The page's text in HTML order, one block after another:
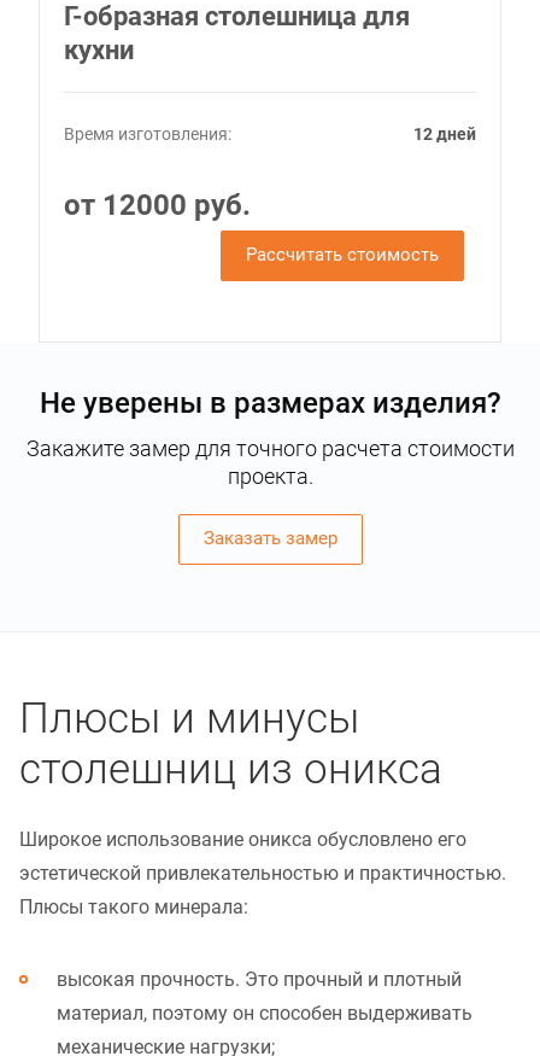
Г-образная столешница для
кухни
Время изготовления: 12 дней
от 12000 руб.
Рассчитать стоимость
Не уверены в размерах изделия?
Закажите замер для точного расчета стоимости
проекта.
Заказать замер
Плюсы и минусы
столешниц из оникса
Широкое использование оникса обусловлено его
эстетической привлекательностью и практичностью.
Плюсы такого минерала:
высокая прочность. Это прочный и плотный
материал, поэтому он способен выдерживать
механические нагрузки;